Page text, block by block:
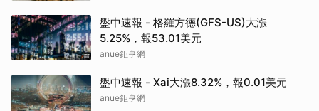
盤中速報 - 格羅方德(GFS-US)大漲
5.25%，報53.01美元
anue鉅亨網
盤中速報 - Xai大漲8.32%，報0.01美元
anue鉅亨網